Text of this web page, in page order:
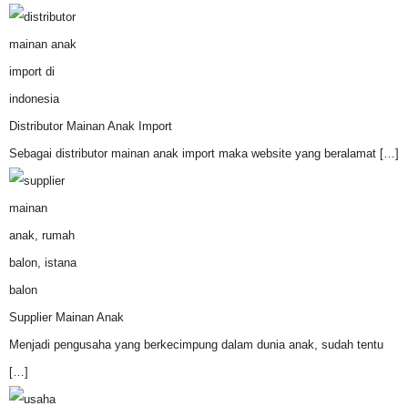
Distributor Mainan Anak Import
Sebagai distributor mainan anak import maka website yang beralamat […]
Supplier Mainan Anak
Menjadi pengusaha yang berkecimpung dalam dunia anak, sudah tentu
[…]